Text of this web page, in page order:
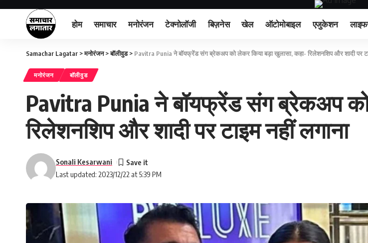
होम समाचार मनोरंजन टेक्नोलॉजी बिज़नेस खेल ऑटोमोबाइल एजुकेशन
Samachar Lagatar >मनोरंजन>बॉलीवुड> Pavitra Punia ने बॉयफ्रेंड संग ब्रेकअप को लेकर किया बड़ा खुलासा, कहा- रिलेशनशिप और शादी पर
मनोरंजन बॉलीवुड
Pavitra Punia ने बॉयफ्रेंड संग ब्रेकअप
रिलेशनशिप और शादी पर टाइम नहीं लगाना
Last updated: 2023/12/22 at 5:39 PM
Sonali Kesarwani